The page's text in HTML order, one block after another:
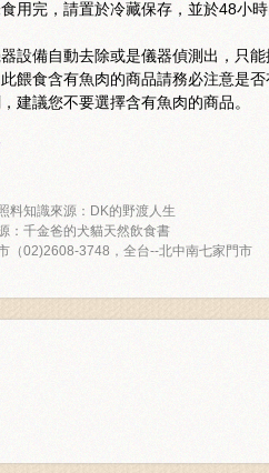
用完，請置於冷藏保存，並於48小時
設備自動去除或是儀器偵測出，只
餵食含有魚肉的商品請務必注意是否
建議您不要選擇含有魚肉的商品。
料知識來源：DK的野渡人生
：千金爸的犬貓天然飲食書
（02)2608-3748，全台--北中南七家門市